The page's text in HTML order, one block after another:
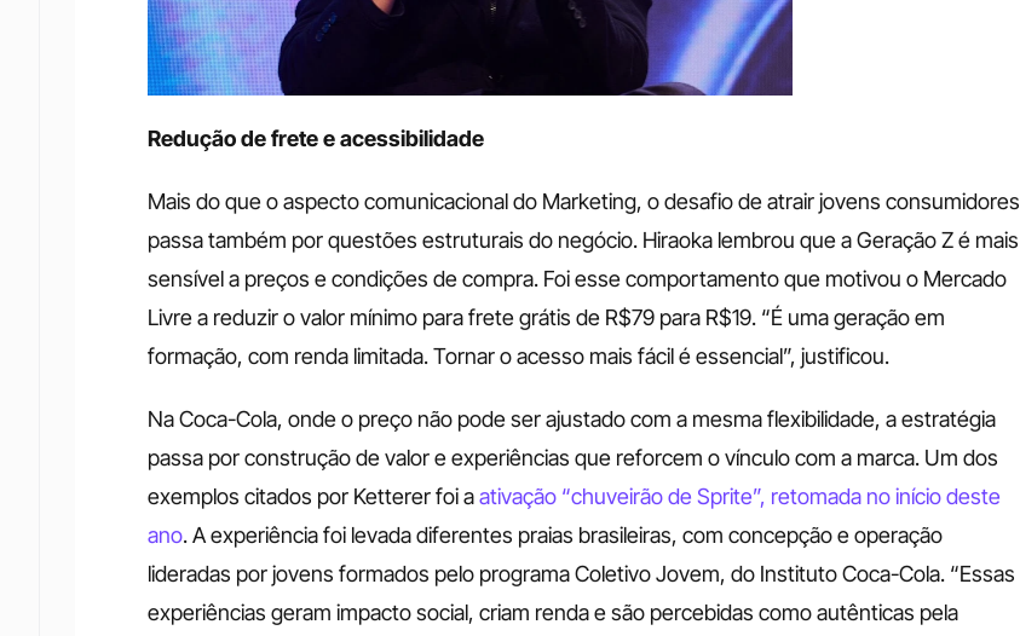
Redução de frete e acessibilidade
Mais do que o aspecto comunicacional do Marketing, o desafio de atrair jovens consumidores
passa também por questões estruturais do negócio. Hiraoka lembrou que a Geração Z é mais
sensível a preços e condições de compra. Foi esse comportamento que motivou o Mercado
Livre a reduzir o valor mínimo para frete grátis de R$79 para R$19. “É uma geração em
formação, com renda limitada. Tornar o acesso mais fácil é essencial”, justificou.
Na Coca-Cola, onde o preço não pode ser ajustado com a mesma flexibilidade, a estratégia
passa por construção de valor e experiências que reforcem o vínculo com a marca. Um dos
exemplos citados por Ketterer foi a ativação “chuveirão de Sprite”, retomada no início deste
ano. A experiência foi levada diferentes praias brasileiras, com concepção e operação
lideradas por jovens formados pelo programa Coletivo Jovem, do Instituto Coca-Cola. “Essas
experiências geram impacto social, criam renda e são percebidas como autênticas pela